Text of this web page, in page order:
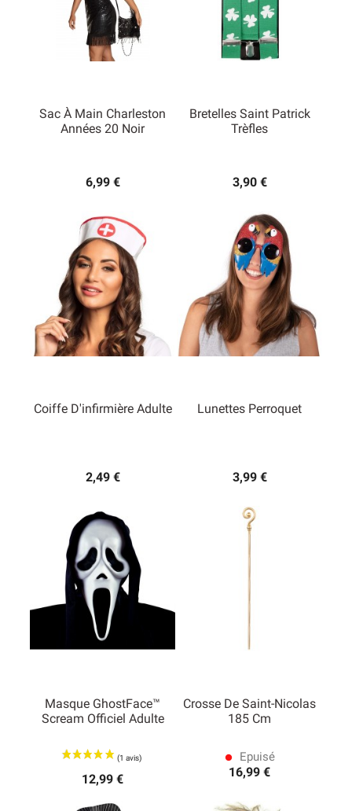
Sac À Main Charleston
Années 20 Noir
6,99 €
Bretelles Saint Patrick
Trèfles
3,90 €
Coiffe D'infirmière Adulte
2,49 €
Lunettes Perroquet
3,99 €
Masque GhostFace™
Scream Officiel Adulte
12,99 €
Crosse De Saint-Nicolas
185 Cm
lens Epuisé
16,99 €